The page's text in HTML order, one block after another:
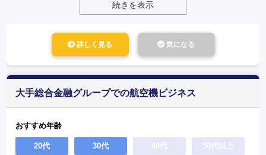
続きを表示
詳しく見る 気になる
大手総合金融グループでの航空機ビジネス
おすすめ年齢
20代 30代 40代 50代以上